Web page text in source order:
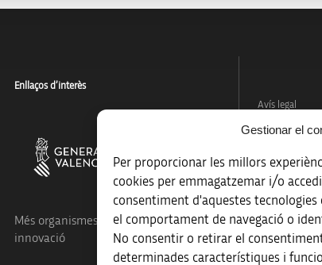
Gestionar el
Per proporcionar les millors
cookies per emmagatzemar i/o
consentiment d'aquestes
el comportament de navegació o
No consentir o retirar el
determinades característiques i
Enllaços d’interès
Més organismes de suport a la
innovació
Avís legal
Registre
Accessibilitat
Mapa web